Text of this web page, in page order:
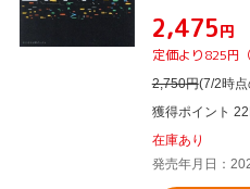
¥2,475円
定価より825円
2,750円(7/2時
獲得ポイント
在庫あり
発売年月日：